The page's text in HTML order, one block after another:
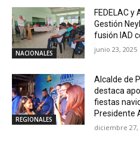
NACIONALES
FEDELAC
Gestión
fusión IAD
junio 23, 2025
REGIONALES
Alcalde de
destaca
fiestas
Presidente
diciembre 27,